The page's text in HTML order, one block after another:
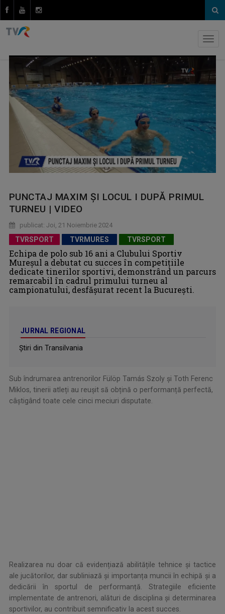
PUNCTAJ MAXIM ȘI LOCUL I DUPĂ PRIMUL
TURNEU | VIDEO
publicat: Joi, 21 Noiembrie 2024
TVRSPORT TVRMURES TVRSPORT
Echipa de polo sub 16 ani a Clubului Sportiv
Mureşul a debutat cu succes în competițiile
dedicate tinerilor sportivi, demonstrând un parcurs
remarcabil în cadrul primului turneu al
campionatului, desfăşurat recent la Bucureşti.
JURNAL REGIONAL
Știri din Transilvania
Sub îndrumarea antrenorilor Fülöp Tamás Szoly și Toth Ferenc
Miklos, tinerii atleți au reușit să obțină o performanță perfectă,
câștigând toate cele cinci meciuri disputate.
Realizarea nu doar că evidențiază abilitățile tehnice și tactice
ale jucătorilor, dar subliniază și importanța muncii în echipă și a
dedicării în sportul de performanță. Strategiile eficiente
implementate de antrenori, alături de disciplina și determinarea
sportivilor, au contribuit semnificativ la acest succes.